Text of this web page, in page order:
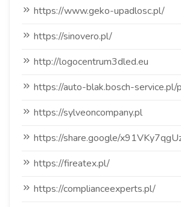
https://www.geko-upadlosc.pl/
https://sinovero.pl/
http://logocentrum3dled.eu
https://auto-blak.bosch-service.pl/
https://sylveoncompany.pl
https://share.google/
https://fireatex.pl/
https://complianceexperts.pl/